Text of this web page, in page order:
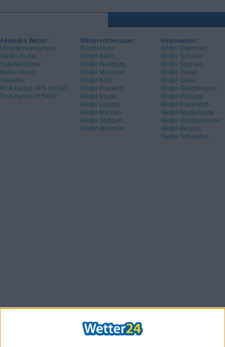
Aktuelles Wetter:
Unwetterwarnungen
Wetter-Radar
Satellitenbilder
Wetter-News
Skiwetter
Profi-Karten GFS (NCEP)
Profi-Karten ECMWF
Wettervorhersage:
Deutschland
Wetter Berlin
Wetter Hamburg
Wetter München
Wetter Köln
Wetter Frankfurt
Wetter Essen
Wetter Leipzig
Wetter Bremen
Wetter Stuttgart
Wetter München
Reisewetter:
Wetter Österreich
Wetter Schweiz
Wetter Spanien
Wetter Türkei
Wetter Italien
Wetter Griechenland
Wetter Portugal
Wetter Frankreich
Wetter Niederlande
Wetter Großbritannien
Wetter Belgien
Wetter Schweden